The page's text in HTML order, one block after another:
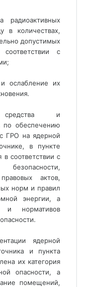
радиоактивных
в количествах,
допустимых
с
ослабление их
и
по обеспечению
ГРО на ядерной
в пункте
соответствии с
актов,
норм и правил
энергии, а
и нормативов
ядерной
и пункта
их категория
опасности, а
помещений,